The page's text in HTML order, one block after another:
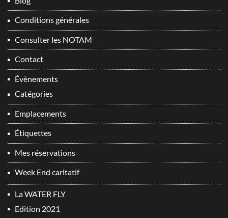
Conditions générales
Consulter les NOTAM
Contact
Évènements
Catégories
Emplacements
Étiquettes
Mes réservations
Week End caritatif
La WATER FLY
Edition 2021